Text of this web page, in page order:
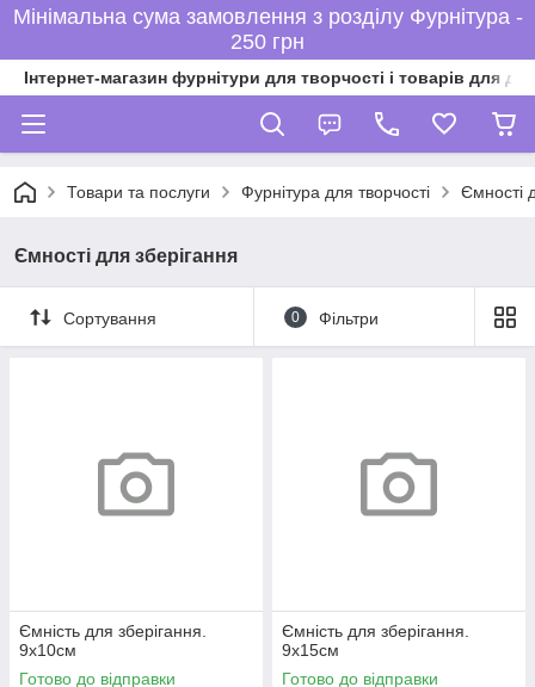
Мінімальна сума замовлення з розділу Фурнітура -
250 грн
Інтернет-магазин фурнітури для творчості і товарів для
Товари та послуги Фурнітура для творчості Ємності
Ємності для зберігання
Сортування 0 Фільтри
Ємність для зберігання.
9х10см
Готово до відправки
Ємність для зберігання.
9х15см
Готово до відправки